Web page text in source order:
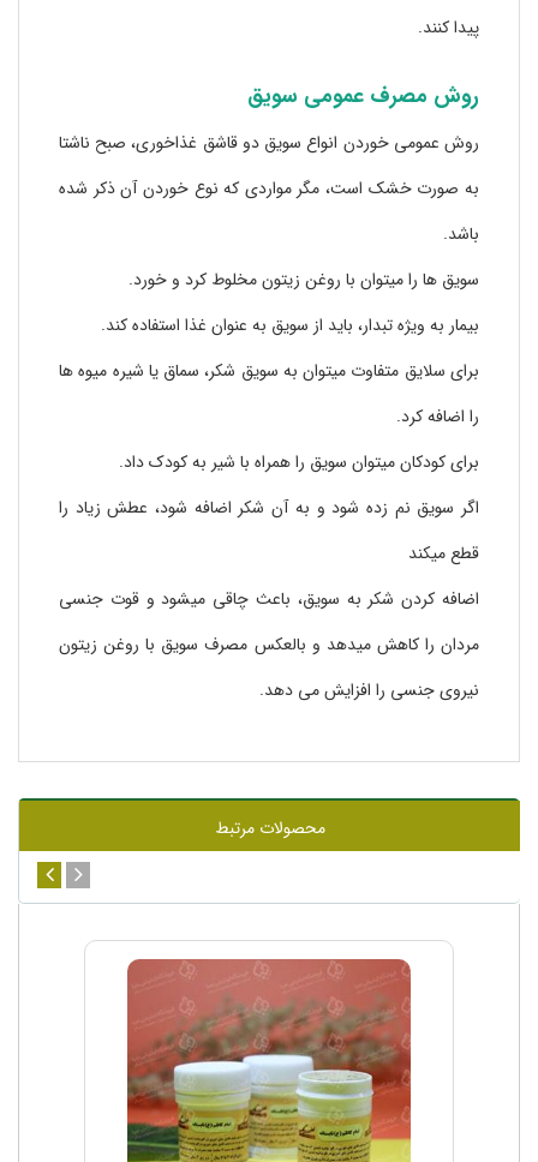
پیدا کنند.
روش مصرف عمومی سویق
روش عمومی خوردن انواع سویق دو قاشق غذاخوری، صبح ناشتا
به صورت خشک است، مگر مواردی که نوع خوردن آن ذکر شده
باشد.
سویق ها را میتوان با روغن زیتون مخلوط کرد و خورد.
بیمار به ویژه تبدار، باید از سویق به عنوان غذا استفاده کند.
برای سلایق متفاوت میتوان به سویق شکر، سماق یا شیره میوه ها
را اضافه کرد.
برای کودکان میتوان سویق را همراه با شیر به کودک داد.
اگر سویق نم زده شود و به آن شکر اضافه شود، عطش زیاد را
قطع میکند
اضافه کردن شکر به سویق، باعث چاقی میشود و قوت جنسی
مردان را کاهش میدهد و بالعکس مصرف سویق با روغن زیتون
نیروی جنسی را افزایش می دهد.
محصولات مرتبط